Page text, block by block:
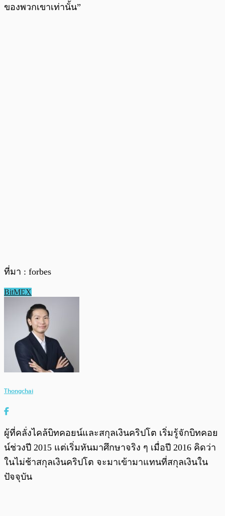
ของพวกเขาเท่านั้น”
ที่มา : forbes
BitMEX
Thongchai
ผู้ที่คลั่งไคล้บิทคอยน์และสกุลเงินคริปโต เริ่มรู้จักบิทคอย
น์ช่วงปี 2015 แต่เริ่มหันมาศึกษาจริง ๆ เมื่อปี 2016 คิดว่า
ในไม่ช้าสกุลเงินคริปโต จะมาเข้ามาแทนที่สกุลเงินใน
ปัจจุบัน